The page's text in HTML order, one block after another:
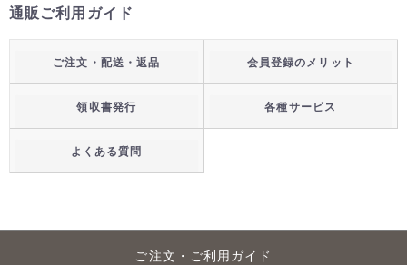
通販ご利用ガイド
ご注文・配送・返品 会員登録のメリット
領収書発行 各種サービス
よくある質問
ご注文・ご利用ガイド